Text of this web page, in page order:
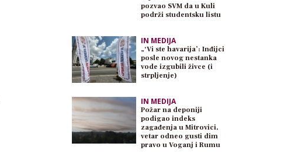
pozvao SVM da u Kuli
podrži studentsku listu
IN MEDIJA
„‘Vi ste havarija’: Inđijci
posle novog nestanka
vode izgubili živce (i
strpljenje)
IN MEDIJA
Požar na deponiji
podigao indeks
zagađenja u Mitrovici,
vetar odneo gusti dim
pravo u Voganj i Rumu